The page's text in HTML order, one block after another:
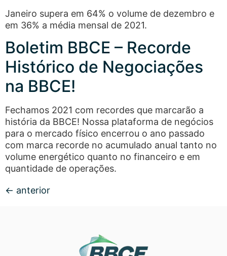
Janeiro supera em 64% o volume de dezembro e
em 36% a média mensal de 2021.
Boletim BBCE – Recorde
Histórico de Negociações
na BBCE!
Fechamos 2021 com recordes que marcarão a
história da BBCE! Nossa plataforma de negócios
para o mercado físico encerrou o ano passado
com marca recorde no acumulado anual tanto no
volume energético quanto no financeiro e em
quantidade de operações.
← anterior